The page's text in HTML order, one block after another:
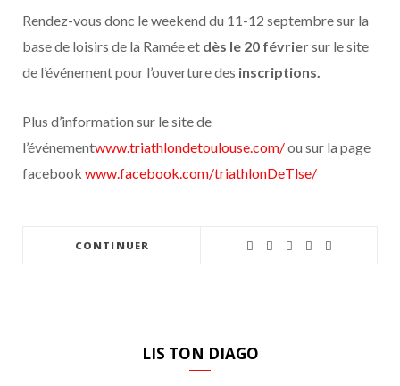
Rendez-vous donc le weekend du 11-12 septembre sur la
base de loisirs de la Ramée et dès le 20 févriersur le site
de l’événement pour l’ouverture des inscriptions.
Plus d’information sur le site de
l’événementwww.triathlondetoulouse.com/ou sur la page
facebook www.facebook.com/triathlonDeTlse/
CONTINUER
LIS TON DIAGO